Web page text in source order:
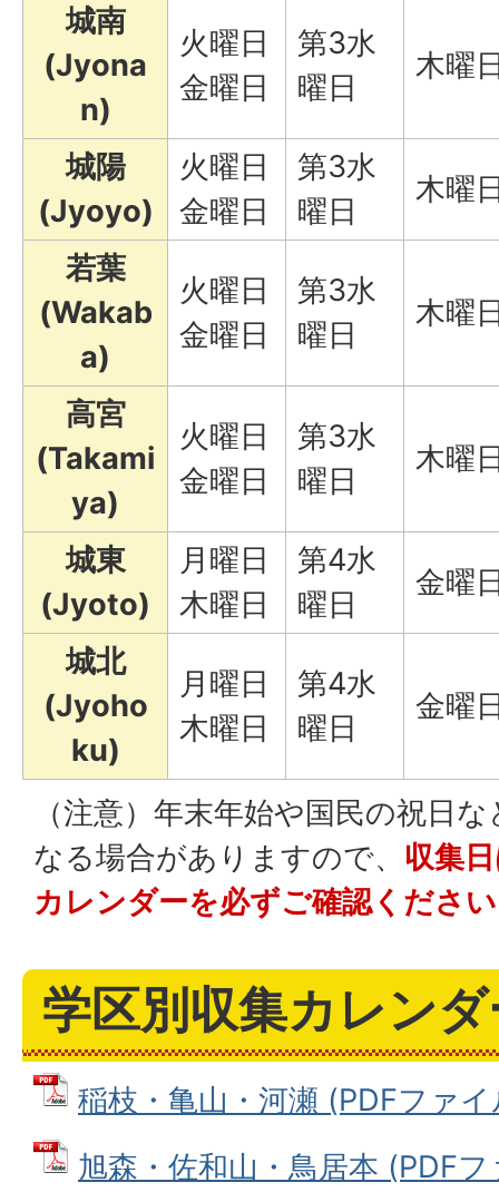
城南
(Jyona
n)
火曜日
金曜日
第3水
曜日
木曜
城陽
(Jyoyo)
火曜日
金曜日
第3水
曜日
木曜
若葉
(Wakab
a)
火曜日
金曜日
第3水
曜日
木曜
高宮
(Takami
ya)
火曜日
金曜日
第3水
曜日
木曜
城東
(Jyoto)
月曜日
木曜日
第4水
曜日
金曜
城北
(Jyoho
ku)
月曜日
木曜日
第4水
曜日
金曜
（注意）年末年始や国民の祝日
なる場合がありますので、 収集
カレンダーを必ずご確認くださ
学区別収集カレン
稲枝・亀山・河瀬 (PDFファ
旭森・佐和山・鳥居本 (PDF